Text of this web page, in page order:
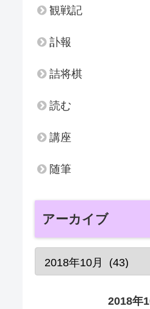
観戦記
訃報
詰将棋
読む
講座
随筆
アーカイブ
2018年